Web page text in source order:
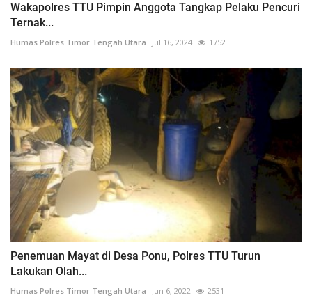
Wakapolres TTU Pimpin Anggota Tangkap Pelaku Pencuri
Ternak...
Humas Polres Timor Tengah Utara Jul 16, 2024 1752
Penemuan Mayat di Desa Ponu, Polres TTU Turun
Lakukan Olah...
Humas Polres Timor Tengah Utara Jun 6, 2022 2531